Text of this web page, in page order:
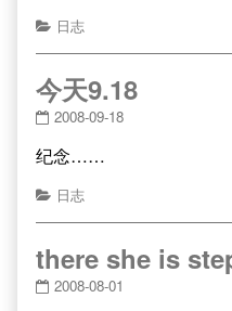
日志
今天9.18
2008-09-18
纪念……
日志
there she is
2008-08-01